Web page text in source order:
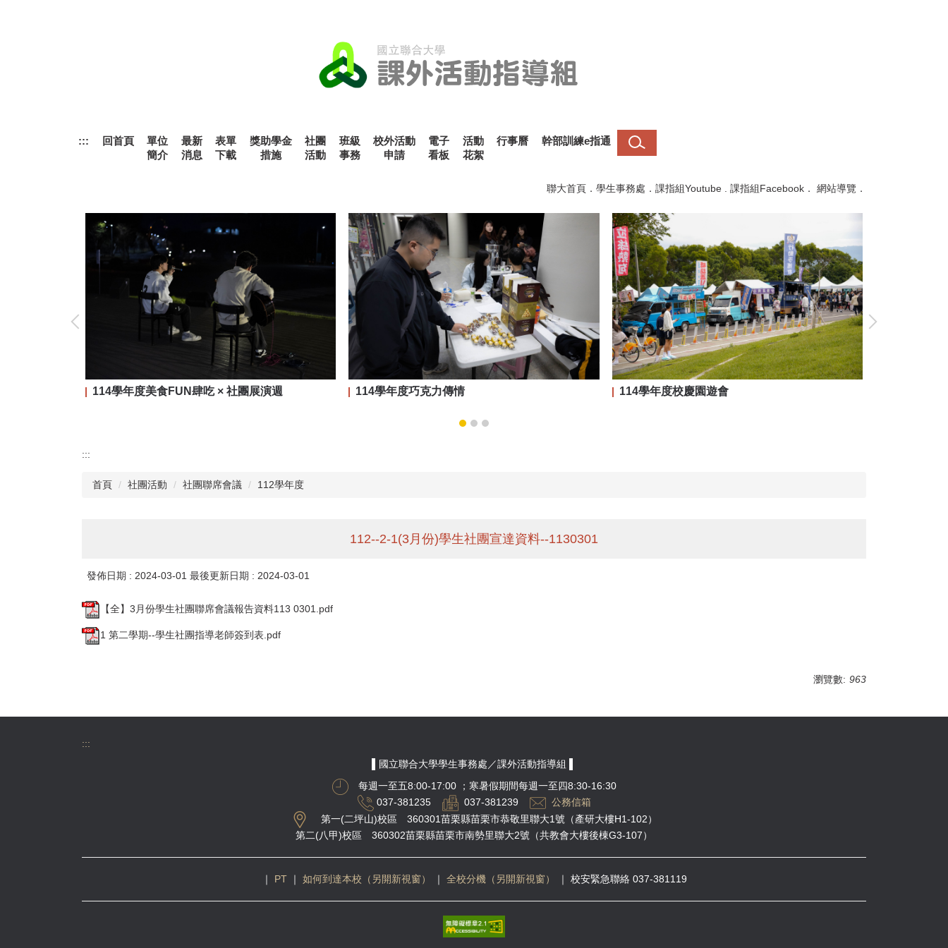
::: 回首頁
單位
簡介
最新
消息
表單
下載
獎助學金
措施
社團
活動
班級
事務
校外活動
申請
電子
看板
活動
花絮
行事曆 幹部訓練e指通
聯大首頁 ． 學生事務處 ． 課指組Youtube 課指組Facebook ． 網站導覽 ．
114學年度美食FUN肆吃 × 社團展演週 114學年度巧克力傳情 114學年度校慶園遊會
:::
首頁 社團活動 社團聯席會議 112學年度
112--2-1(3月份)學生社團宣達資料--1130301
發佈日期 : 2024-03-01 最後更新日期 : 2024-03-01
【全】3月份學生社團聯席會議報告資料113 0301.pdf
1 第二學期--學生社團指導老師簽到表.pdf
瀏覽數: 963
:::
▌國立聯合大學學生事務處／課外活動指導組 ▌
每週一至五8:00-17:00
；寒暑假期間每週一至四8:30-16:30
037-381235
037-381239
公務信箱
第一(二坪山)校區 360301苗栗縣苗栗市恭敬里聯大1號（產研大樓H1-102）
第二(八甲)校區 360302苗栗縣苗栗市南勢里聯大2號（共教會大樓後棟G3-107）
｜ PT ｜ 如何到達本校（另開新視窗） ｜ 全校分機（另開新視窗） ｜ 校安緊急聯絡 037-381119